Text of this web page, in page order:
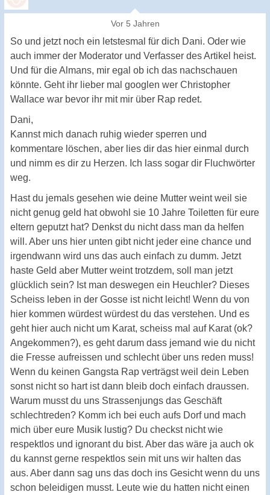
Vor 5 Jahren
So und jetzt noch ein letstesmal für dich Dani. Oder wie
auch immer der Moderator und Verfasser des Artikel heist.
Und für die Almans, mir egal ob ich das nachschauen
könnte. Geht ihr lieber mal googlen wer Christopher
Wallace war bevor ihr mit mir über Rap redet.
Dani,
Kannst mich danach ruhig wieder sperren und
kommentare löschen, aber lies dir das hier einmal durch
und nimm es dir zu Herzen. Ich lass sogar dir Fluchwörter
weg.
Hast du jemals gesehen wie deine Mutter weint weil sie
nicht genug geld hat obwohl sie 10 Jahre Toiletten für eure
eltern geputzt hat? Denkst du nicht dass man da helfen
will. Aber uns hier unten gibt nicht jeder eine chance und
irgendwann wird uns das auch einfach zu dumm. Jetzt
haste Geld aber Mutter weint trotzdem, soll man jetzt
glücklich sein? Ist man deswegen ein Heuchler? Dieses
Scheiss leben in der Gosse ist nicht leicht! Wenn du von
hier kommen würdest würdest du das verstehen. Und es
geht hier auch nicht um Karat, scheiss mal auf Karat (ok?
Angekommen?), es geht darum dass jemand wie du nicht
die Fresse aufreissen und schlecht über uns reden muss!
Wenn du keinen Gangsta Rap verträgst weil dein Leben
sonst nicht so hart ist dann bleib doch einfach draussen.
Warum musst du uns Strassenjungs das Geschäft
schlechtreden? Komm ich bei euch aufs Dorf und mach
mich über eure Musik lustig? Du checkst nicht wie
respektlos und ignorant du bist. Aber das wäre ja auch ok
du kannst gerne respektlos sein mit uns wir halten das
aus. Aber dann sag uns das doch ins Gesicht wenn du uns
schon beleidigen musst. Leute wie du hatten nicht einen